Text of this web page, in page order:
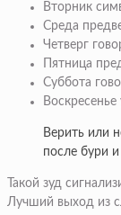
Вторник
Среда
Четверг
Пятница
Суббота
Верить или
после бури
Такой зуд
Лучший выход из